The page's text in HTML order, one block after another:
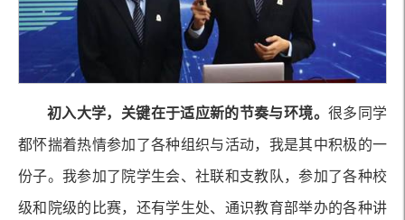
初入大学，关键在于适应新的节奏与环境。 很多同学
都怀揣着热情参加了各种组织与活动，我是其中积极的一
份子。我参加了院学生会、社联和支教队，参加了各种校
级和院级的比赛，还有学生处、通识教育部举办的各种讲